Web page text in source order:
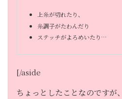
上糸が切れたり、
糸調子がたわんだり
ステッチがよろめいたり…
[/aside
ちょっとしたことなのですが